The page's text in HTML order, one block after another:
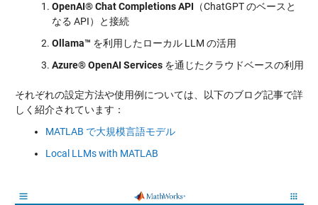
OpenAI® Chat Completions API （ChatGPT のベースと
なる API）と接続
Ollama™ を利用したローカル LLM の活用
Azure® OpenAI Servicesを通じたクラウドベースの利用
それぞれの設定方法や使用例については、以下のブログ記事で詳
しく紹介されています：
MATLAB で大規模言語モデル
Local LLMs with MATLAB